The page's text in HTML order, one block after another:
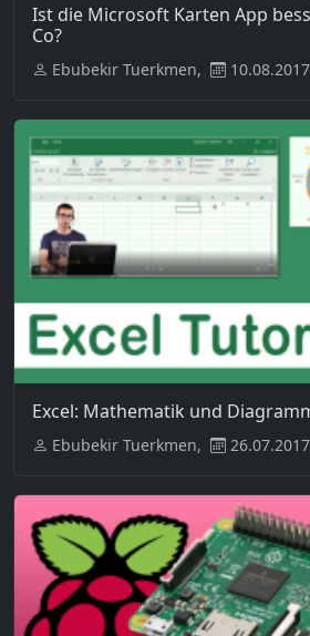
Ist die Microsoft Karten App
Co?
Ebubekir Tuerkmen, 10.08.2017
Excel: Mathematik und
Ebubekir Tuerkmen, 26.07.2017